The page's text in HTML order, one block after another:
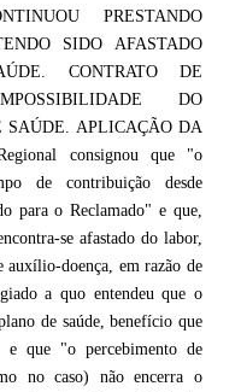
PRESTANDO
SIDO AFASTADO
CONTRATO DE
DO
SAÚDE. APLICAÇÃO DA
consignou que "o
de contribuição desde
para o Reclamado" e que,
se afastado do labor,
auxílio-doença, em razão de
a quo entendeu que o
de saúde, benefício que
e que "o percebimento de
no caso) não encerra o